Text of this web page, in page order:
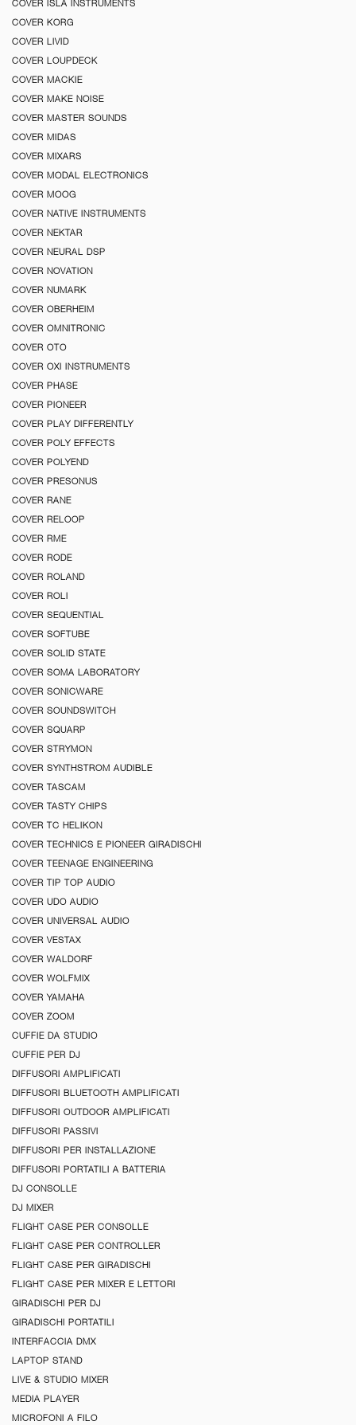
COVER ISLA INSTRUMENTS
COVER KORG
COVER LIVID
COVER LOUPDECK
COVER MACKIE
COVER MAKE NOISE
COVER MASTER SOUNDS
COVER MIDAS
COVER MIXARS
COVER MODAL ELECTRONICS
COVER MOOG
COVER NATIVE INSTRUMENTS
COVER NEKTAR
COVER NEURAL DSP
COVER NOVATION
COVER NUMARK
COVER OBERHEIM
COVER OMNITRONIC
COVER OTO
COVER OXI INSTRUMENTS
COVER PHASE
COVER PIONEER
COVER PLAY DIFFERENTLY
COVER POLY EFFECTS
COVER POLYEND
COVER PRESONUS
COVER RANE
COVER RELOOP
COVER RME
COVER RODE
COVER ROLAND
COVER ROLI
COVER SEQUENTIAL
COVER SOFTUBE
COVER SOLID STATE
COVER SOMA LABORATORY
COVER SONICWARE
COVER SOUNDSWITCH
COVER SQUARP
COVER STRYMON
COVER SYNTHSTROM AUDIBLE
COVER TASCAM
COVER TASTY CHIPS
COVER TC HELIKON
COVER TECHNICS E PIONEER GIRADISCHI
COVER TEENAGE ENGINEERING
COVER TIP TOP AUDIO
COVER UDO AUDIO
COVER UNIVERSAL AUDIO
COVER VESTAX
COVER WALDORF
COVER WOLFMIX
COVER YAMAHA
COVER ZOOM
CUFFIE DA STUDIO
CUFFIE PER DJ
DIFFUSORI AMPLIFICATI
DIFFUSORI BLUETOOTH AMPLIFICATI
DIFFUSORI OUTDOOR AMPLIFICATI
DIFFUSORI PASSIVI
DIFFUSORI PER INSTALLAZIONE
DIFFUSORI PORTATILI A BATTERIA
DJ CONSOLLE
DJ MIXER
FLIGHT CASE PER CONSOLLE
FLIGHT CASE PER CONTROLLER
FLIGHT CASE PER GIRADISCHI
FLIGHT CASE PER MIXER E LETTORI
GIRADISCHI PER DJ
GIRADISCHI PORTATILI
INTERFACCIA DMX
LAPTOP STAND
LIVE & STUDIO MIXER
MEDIA PLAYER
MICROFONI A FILO